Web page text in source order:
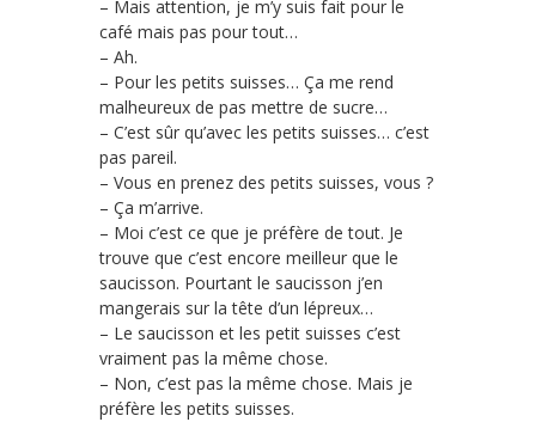
– Mais attention, je m’y suis fait pour le
café mais pas pour tout…
– Ah.
– Pour les petits suisses… Ça me rend
malheureux de pas mettre de sucre…
– C’est sûr qu’avec les petits suisses… c’est
pas pareil.
– Vous en prenez des petits suisses, vous ?
– Ça m’arrive.
– Moi c’est ce que je préfère de tout. Je
trouve que c’est encore meilleur que le
saucisson. Pourtant le saucisson j’en
mangerais sur la tête d’un lépreux…
– Le saucisson et les petit suisses c’est
vraiment pas la même chose.
– Non, c’est pas la même chose. Mais je
préfère les petits suisses.